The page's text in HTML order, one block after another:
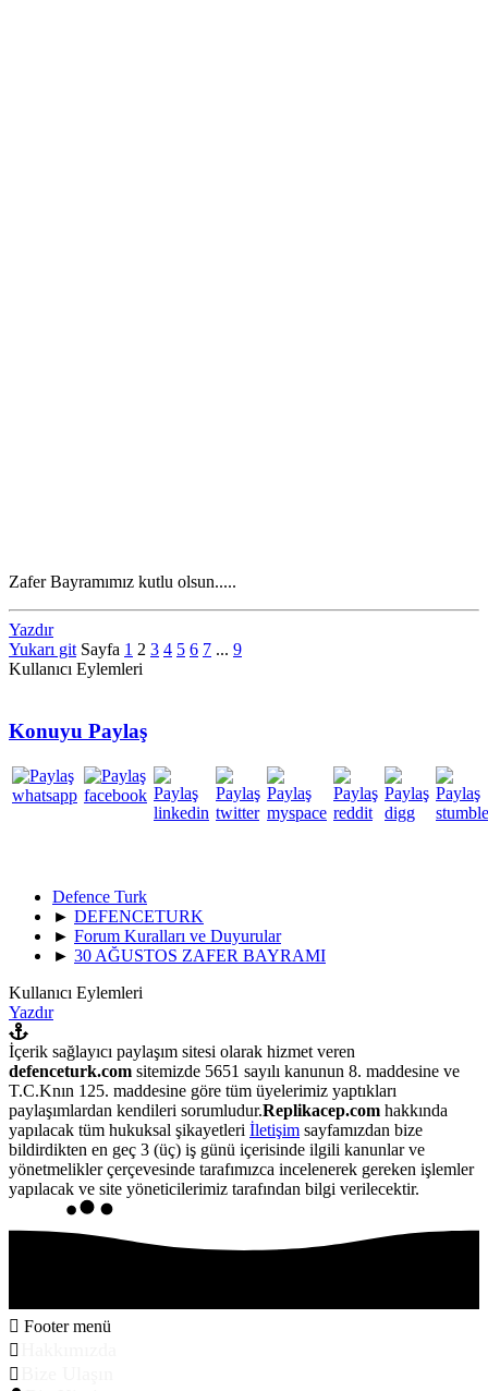
Zafer Bayramımız kutlu olsun.....
Yazdır
Yukarı git Sayfa 1 2 3 4 5 6 7 ... 9
Kullanıcı Eylemleri
Konuyu Paylaş
Defence Turk
► DEFENCETURK
► Forum Kuralları ve Duyurular
► 30 AĞUSTOS ZAFER BAYRAMI
Kullanıcı Eylemleri
Yazdır
İçerik sağlayıcı paylaşım sitesi olarak hizmet veren
defenceturk.com sitemizde 5651 sayılı kanunun 8. maddesine ve
T.C.Knın 125. maddesine göre tüm üyelerimiz yaptıkları
paylaşımlardan kendileri sorumludur.Replikacep.com hakkında
yapılacak tüm hukuksal şikayetleri İletişim sayfamızdan bize
bildirdikten en geç 3 (üç) iş günü içerisinde ilgili kanunlar ve
yönetmelikler çerçevesinde tarafımızca incelenerek gereken işlemler
yapılacak ve site yöneticilerimiz tarafından bilgi verilecektir.
Footer menü